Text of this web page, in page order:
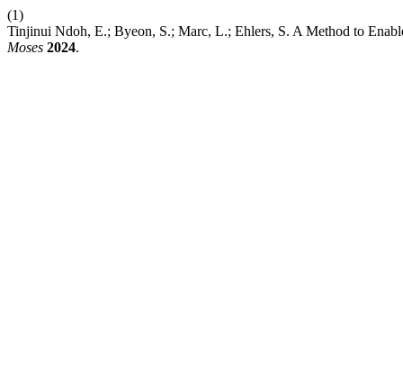
(1)
Tinjinui Ndoh, E.; Byeon, S.; Marc, L.; Ehlers, S. A Method to
Moses 2024.